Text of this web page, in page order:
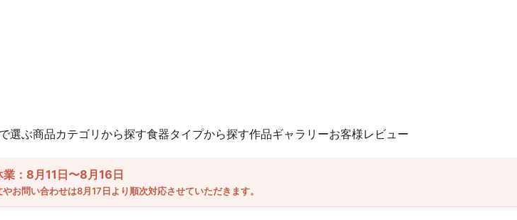
選ぶ商品カテゴリから探す食器タイプから探す作品ギャラリーお客様レビュー
業：8月11日〜8月16日
お問い合わせは8月17日より順次対応させていただきます。